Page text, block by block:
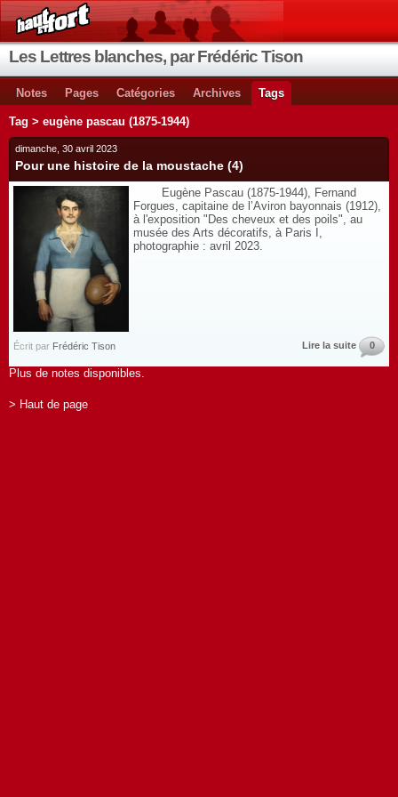
Les Lettres blanches, par Frédéric Tison
Notes Pages Catégories Archives Tags
Tag > eugène pascau (1875-1944)
dimanche, 30 avril 2023
Pour une histoire de la moustache (4)
Eugène Pascau (1875-1944), Fernand
Forgues, capitaine de l’Aviron bayonnais (1912),
à l'exposition "Des cheveux et des poils", au
musée des Arts décoratifs, à Paris I,
photographie : avril 2023.
Écrit par Frédéric Tison Lire la suite 0
Plus de notes disponibles.
> Haut de page